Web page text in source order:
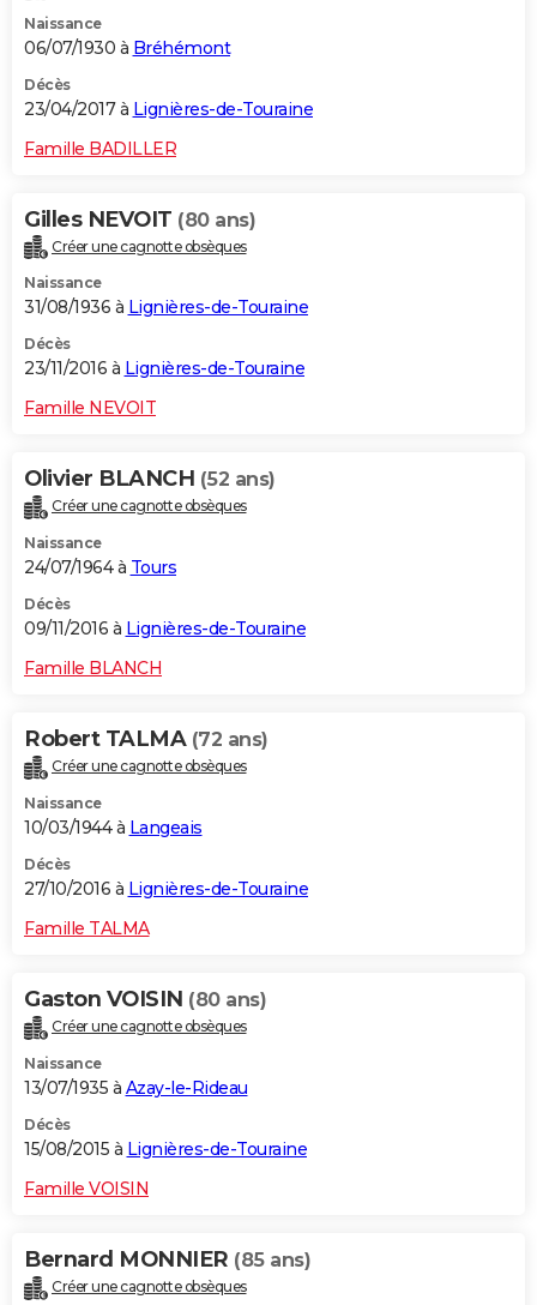
Naissance
06/07/1930 à Bréhémont
Décès
23/04/2017 à Lignières-de-Touraine
Famille BADILLER
Gilles NEVOIT (80 ans)
Créer une cagnotte obsèques
Naissance
31/08/1936 à Lignières-de-Touraine
Décès
23/11/2016 à Lignières-de-Touraine
Famille NEVOIT
Olivier BLANCH (52 ans)
Créer une cagnotte obsèques
Naissance
24/07/1964 à Tours
Décès
09/11/2016 à Lignières-de-Touraine
Famille BLANCH
Robert TALMA (72 ans)
Créer une cagnotte obsèques
Naissance
10/03/1944 à Langeais
Décès
27/10/2016 à Lignières-de-Touraine
Famille TALMA
Gaston VOISIN (80 ans)
Créer une cagnotte obsèques
Naissance
13/07/1935 à Azay-le-Rideau
Décès
15/08/2015 à Lignières-de-Touraine
Famille VOISIN
Bernard MONNIER (85 ans)
Créer une cagnotte obsèques